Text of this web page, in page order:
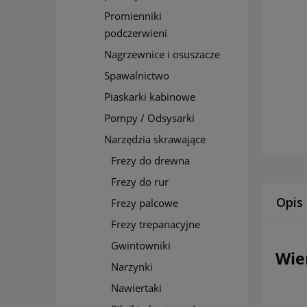
Promienniki
podczerwieni
Nagrzewnice i osuszacze
Spawalnictwo
Piaskarki kabinowe
Pompy / Odsysarki
Narzędzia skrawające
Frezy do drewna
Frezy do rur
Frezy palcowe
Frezy trepanacyjne
Gwintowniki
Narzynki
Nawiertaki
Opis